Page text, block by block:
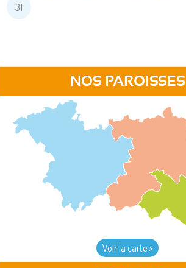
31
NOS PAROISSES
Voir la carte >